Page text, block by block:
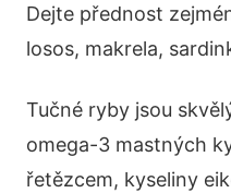
Dejte přednost
losos, makrela,
Tučné ryby jsou
omega-3 mastných
řetězcem, kyseliny